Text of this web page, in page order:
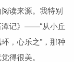
读来源。我特别
潭记》——“从小丘
，心乐之”，那种
得很美。